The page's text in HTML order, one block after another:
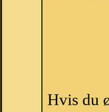
Hvis du